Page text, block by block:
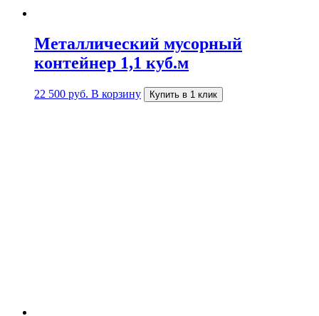
Металлический мусорный
контейнер 1,1 куб.м
22 500 руб. В корзину Купить в 1 клик